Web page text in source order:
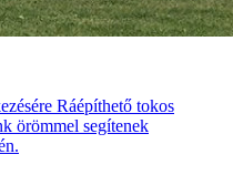
Ráépíthető tokos
örömmel segítenek